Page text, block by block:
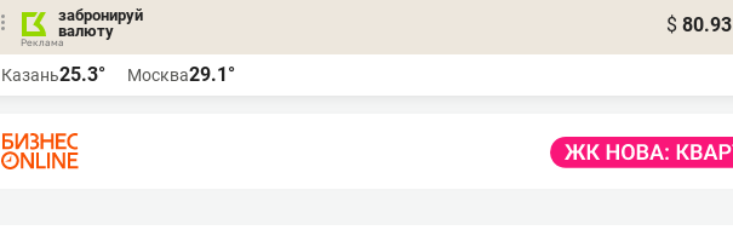
забронируй
валюту
$ 80.93
Казань25.3° Москва29.1°